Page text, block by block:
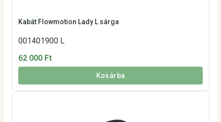
Kabát Flowmotion Lady L sárga
001401900 L
62 000 Ft
Kosárba